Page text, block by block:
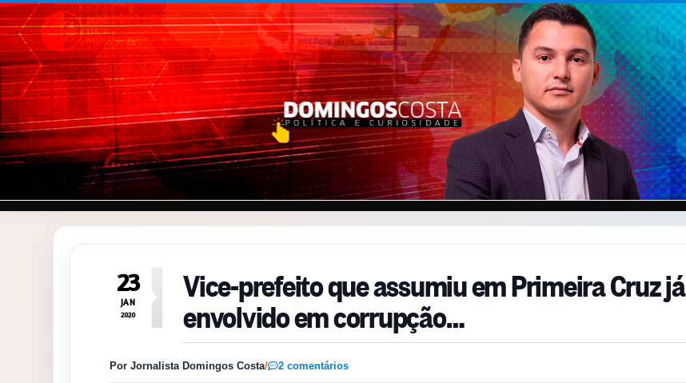
Pular para o conteúdo
23
JAN
2020
Vice-prefeito que assumiu em Primeira Cruz já
envolvido em corrupção…
Por Jornalista Domingos Costa/ 2 comentários